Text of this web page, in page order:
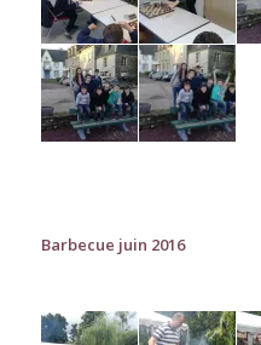
Barbecue juin 2016